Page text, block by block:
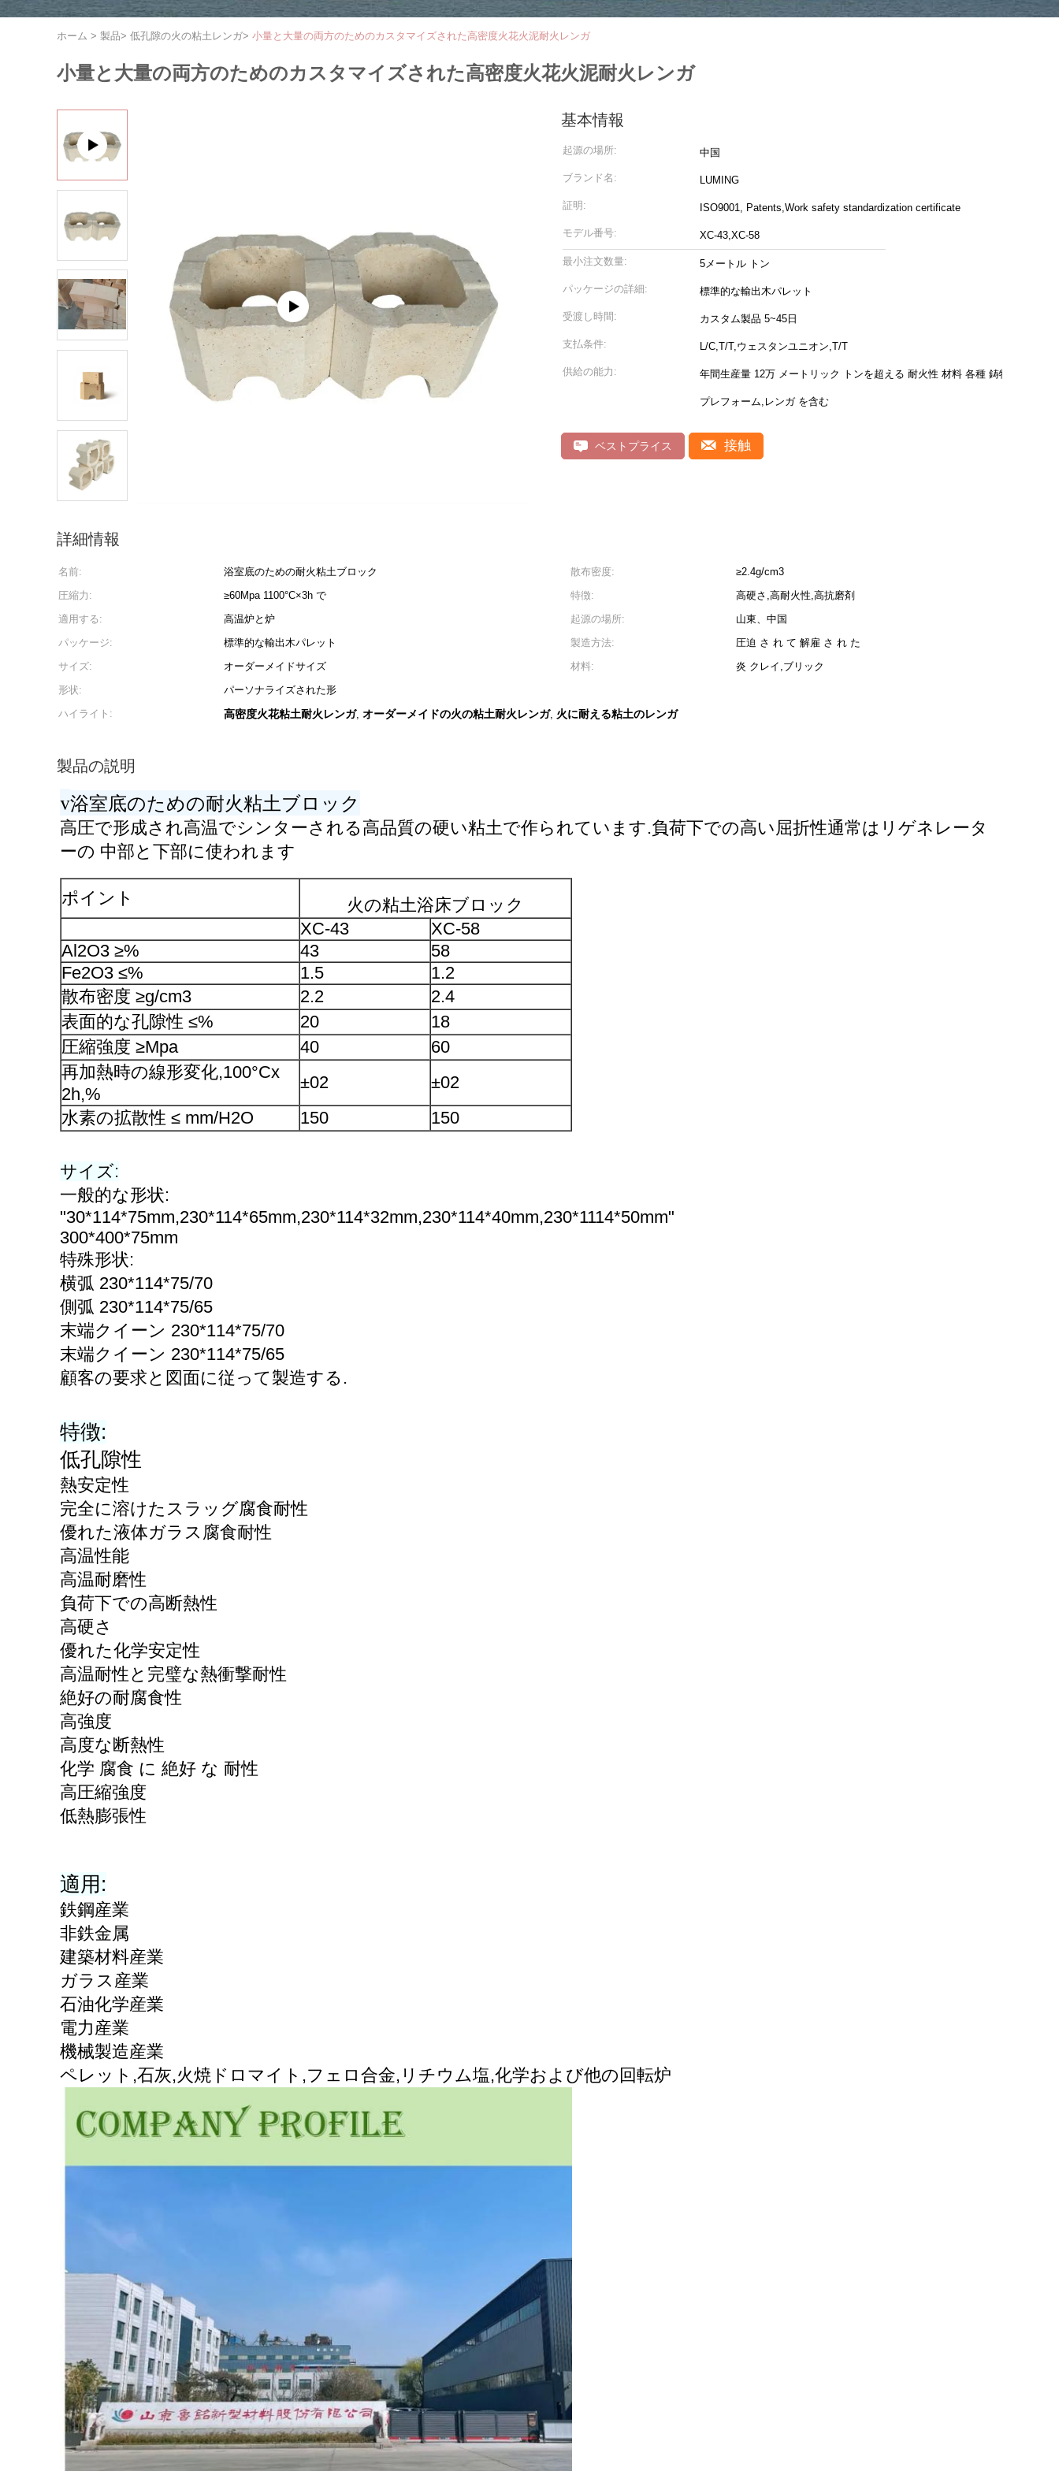
ホーム > 製品> 低孔隙の火の粘土レンガ> 小量と大量の両方のためのカスタマイズされた高密度火花火泥耐火レンガ
小量と大量の両方のためのカスタマイズされた高密度火花火泥耐火レンガ
基本情報
起源の場所: 中国
ブランド名: LUMING
証明: ISO9001, Patents,Work safety standardization certificate
モデル番号: XC-43,XC-58
最小注文数量: 5メートル トン
パッケージの詳細: 標準的な輸出木パレット
受渡し時間: カスタム製品 5~45日
支払条件: L/C,T/T,ウェスタンユニオン,T/T
供給の能力: 年間生産量 12万 メートリック トンを超える 耐火性 材料 各種 鋳物,
プレフォーム,レンガ を含む
ベストプライス 接触
詳細情報
名前: 浴室底のための耐火粘土ブロック 散布密度:
≥2.4g/cm3
圧縮力:
≥60Mpa 1100°C×3h で 特徴:
高硬さ,高耐火性,高抗磨剤
適用する:
高温炉と炉 起源の場所:
山東、中国
パッケージ:
標準的な輸出木パレット 製造方法:
圧迫 さ れ て 解雇 さ れ た
サイズ:
オーダーメイドサイズ 材料:
炎 クレイ,ブリック
形状:
パーソナライズされた形
ハイライト:
高密度火花粘土耐火レンガ, オーダーメイドの火の粘土耐火レンガ, 火に耐える粘土のレンガ
製品の説明
v浴室底のための耐火粘土ブロック
高圧で形成され高温でシンターされる高品質の硬い粘土で作られています.負荷下での高い屈折性通常はリゲネレータ
ーの 中部と下部に使われます
ポイント
火の粘土浴床ブロック
XC-43
XC-58
Al2O3 ≥%
43
58
Fe2O3 ≤%
1.5
1.2
散布密度 ≥g/cm3
2.2
2.4
表面的な孔隙性 ≤%
20
18
圧縮強度 ≥Mpa
40
60
再加熱時の線形変化,100°Cx
2h,%
±02
±02
水素の拡散性 ≤ mm/H2O
150 150
サイズ:
一般的な形状:
"30*114*75mm,230*114*65mm,230*114*32mm,230*114*40mm,230*1114*50mm"
300*400*75mm
特殊形状:
横弧 230*114*75/70
側弧 230*114*75/65
末端クイーン 230*114*75/70
末端クイーン 230*114*75/65
顧客の要求と図面に従って製造する.
特徴:
低孔隙性
熱安定性
完全に溶けたスラッグ腐食耐性
優れた液体ガラス腐食耐性
高温性能
高温耐磨性
負荷下での高断熱性
高硬さ
優れた化学安定性
高温耐性と完璧な熱衝撃耐性
絶好の耐腐食性
高強度
高度な断熱性
化学 腐食 に 絶好 な 耐性
高圧縮強度
低熱膨張性
適用:
鉄鋼産業
非鉄金属
建築材料産業
ガラス産業
石油化学産業
電力産業
機械製造産業
ペレット,石灰,火焼ドロマイト,フェロ合金,リチウム塩,化学および他の回転炉